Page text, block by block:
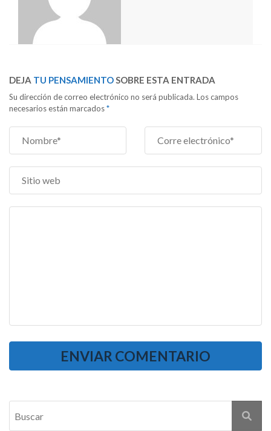
DEJA TU PENSAMIENTOSOBRE ESTA ENTRADA
Su dirección de correo electrónico no será publicada. Los campos
necesarios están marcados*